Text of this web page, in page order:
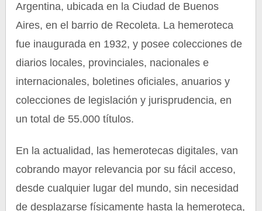
Argentina, ubicada en la Ciudad de Buenos
Aires, en el barrio de Recoleta. La hemeroteca
fue inaugurada en 1932, y posee colecciones de
diarios locales, provinciales, nacionales e
internacionales, boletines oficiales, anuarios y
colecciones de legislación y jurisprudencia, en
un total de 55.000 títulos.
En la actualidad, las hemerotecas digitales, van
cobrando mayor relevancia por su fácil acceso,
desde cualquier lugar del mundo, sin necesidad
de desplazarse físicamente hasta la hemeroteca,